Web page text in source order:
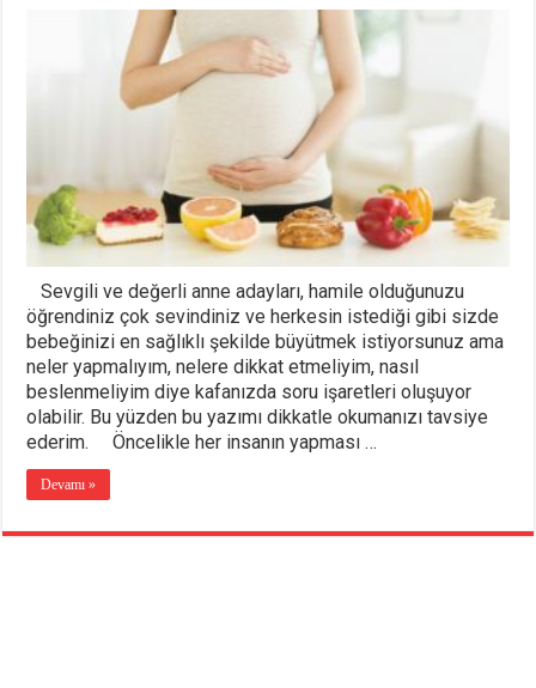
Sevgili ve değerli anne adayları, hamile olduğunuzu
öğrendiniz çok sevindiniz ve herkesin istediği gibi sizde
bebeğinizi en sağlıklı şekilde büyütmek istiyorsunuz ama
neler yapmalıyım, nelere dikkat etmeliyim, nasıl
beslenmeliyim diye kafanızda soru işaretleri oluşuyor
olabilir. Bu yüzden bu yazımı dikkatle okumanızı tavsiye
ederim. Öncelikle her insanın yapması …
Devamı »